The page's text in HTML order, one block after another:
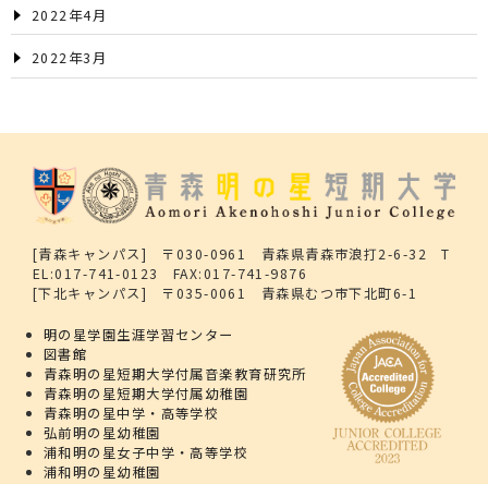
2022年4月
2022年3月
[青森キャンパス] 〒030-0961 青森県青森市浪打2-6-32 T
EL:017-741-0123 FAX:017-741-9876
[下北キャンパス] 〒035-0061 青森県むつ市下北町6-1
明の星学園生涯学習センター
図書館
青森明の星短期大学付属音楽教育研究所
青森明の星短期大学付属幼稚園
青森明の星中学・高等学校
弘前明の星幼稚園
浦和明の星女子中学・高等学校
浦和明の星幼稚園